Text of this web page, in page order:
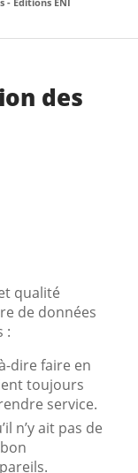
des
qualité
de données
:
dire faire en
toujours
service.
n’y ait pas de